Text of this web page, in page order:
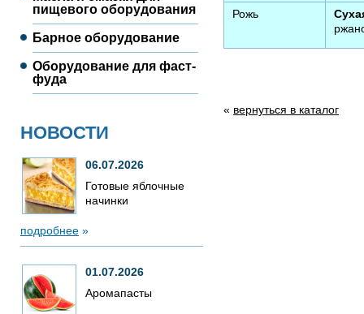
пищевого оборудования
Барное оборудование
Оборудование для фаст-
фуда
НОВОСТИ
06.07.2026
Готовые яблочные
начинки
подробнее »
01.07.2026
Аромапасты
Рожь
« вернуться в каталог